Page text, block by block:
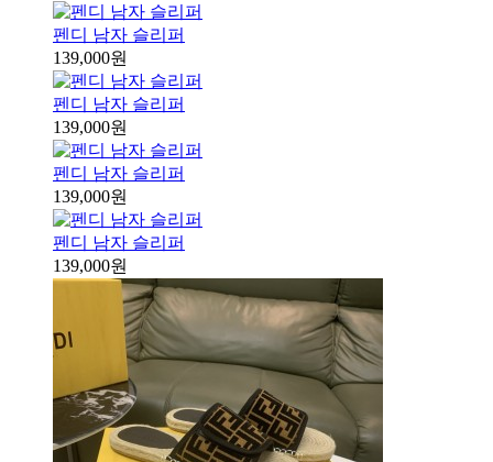
펜디 남자 슬리퍼
139,000원
펜디 남자 슬리퍼
139,000원
펜디 남자 슬리퍼
139,000원
펜디 남자 슬리퍼
139,000원